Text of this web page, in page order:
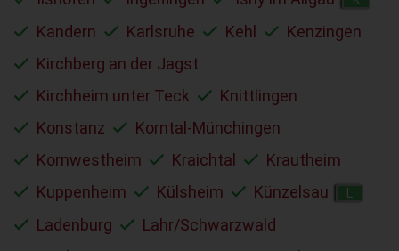
Kandern Karlsruhe Kehl
Kenzingen
Kirchberg an der Jagst
Kirchheim unter Teck
Knittlingen
Konstanz
Korntal-Münchingen
Kornwestheim
Kraichtal
Krautheim
Kuppenheim
Külsheim Künzelsau
Ladenburg
Lahr/Schwarzwald